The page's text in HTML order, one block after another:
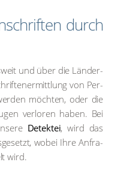
durch
und über die Län­der­
von Per­
möch­ten, oder die
ver­lo­ren haben. Bei
Detek­tei, wird das
wobei Ihre Anfra­
wird.